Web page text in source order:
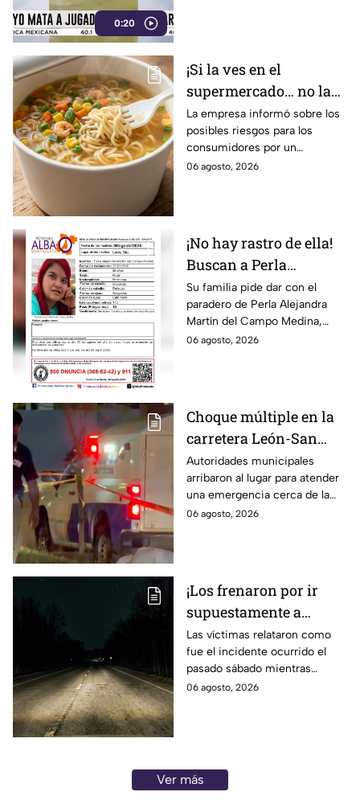
0:20
¡Si la ves en el
supermercado… no la
compres! Retiran
reconocida sopa
instantánea por riesgo
en uno de sus
La empresa informó sobre los
posibles riesgos para los
consumidores por un
ingrediente extra en el
06 agosto, 2026
¡No hay rastro de ella!
Buscan a Perla
Alejandra Martín del
Campo Medina,
desaparecida en
Guanajuato
Su familia pide dar con el
paradero de Perla Alejandra
Martín del Campo Medina,
quien fue vista por última vez
06 agosto, 2026
Choque múltiple en la
carretera León-San
Francisco del Rincón;
deja una persona sin
vid4
Autoridades municipales
arribaron al lugar para atender
una emergencia cerca de la
comunidad de La Mora.
06 agosto, 2026
¡Los frenaron por ir
supuestamente a
exceso de velocidad!
Peregrinos de Nuevo
Laredo relatan cómo
fueron asaltados en
Las víctimas relataron como
fue el incidente ocurrido el
pasado sábado mientras
regresaban de la Ciudad de
06 agosto, 2026
Ver más